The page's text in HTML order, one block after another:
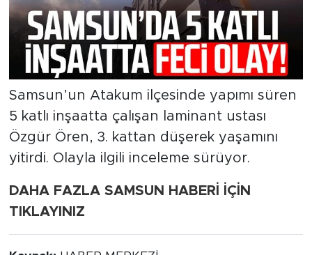
Samsun’un Atakum ilçesinde yapımı süren
5 katlı inşaatta çalışan laminant ustası
Özgür Ören, 3. kattan düşerek yaşamını
yitirdi. Olayla ilgili inceleme sürüyor.
DAHA FAZLA SAMSUN HABERİ İÇİN
TIKLAYINIZ